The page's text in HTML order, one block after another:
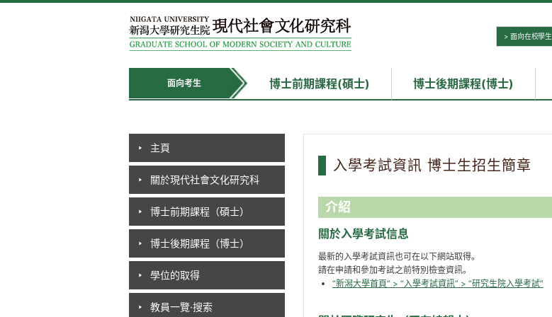
> 面向在校學生
面向考生 博士前期課程(碩士) 博士後期課程(博士)
主頁
關於現代社會文化研究科
博士前期課程（碩士）
博士後期課程（博士）
學位的取得
教員一覽·搜索
入學考試資訊 博士生招生簡章
介紹
關於入學考試信息
最新的入學考試資訊也可在以下網站取得。
請在申請和參加考試之前特別檢查資訊。
“新潟大學首頁” > “入學考試資訊” > “研究生院入學考試”